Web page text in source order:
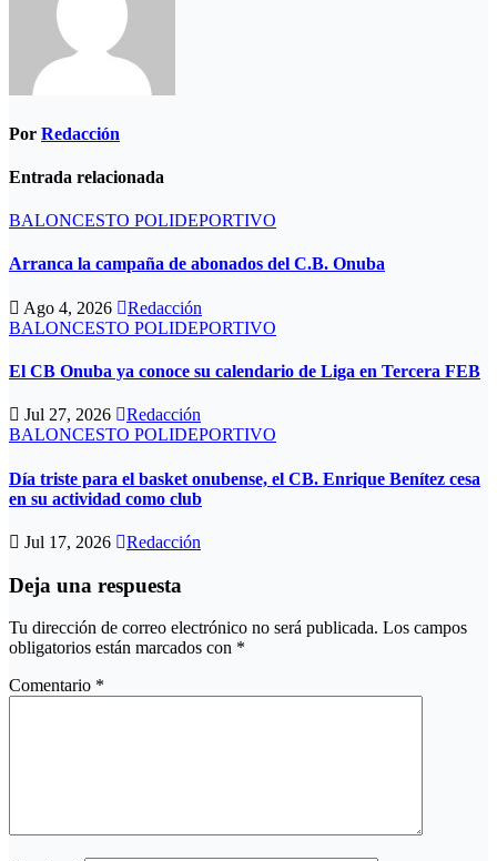
Por Redacción
Entrada relacionada
BALONCESTO POLIDEPORTIVO
Arranca la campaña de abonados del C.B. Onuba
Ago 4, 2026
Redacción
BALONCESTO POLIDEPORTIVO
El CB Onuba ya conoce su calendario de Liga en Tercera FEB
Jul 27, 2026
Redacción
BALONCESTO POLIDEPORTIVO
Día triste para el basket onubense, el CB. Enrique Benítez cesa
en su actividad como club
Jul 17, 2026 Redacción
Deja una respuesta
Tu dirección de correo electrónico no será publicada. Los campos
obligatorios están marcados con *
Comentario *